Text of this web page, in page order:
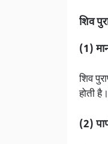
शिव
(1)
शिव
होती है।
(2)